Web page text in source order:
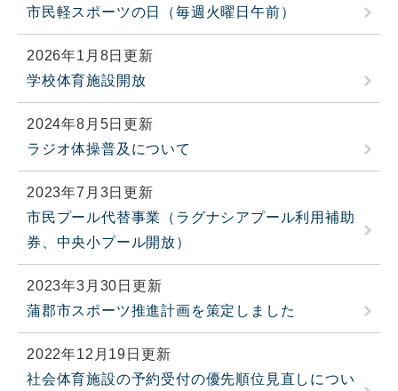
市民軽スポーツの日（毎週火曜日午前）
2026年1月8日更新
学校体育施設開放
2024年8月5日更新
ラジオ体操普及について
2023年7月3日更新
市民プール代替事業（ラグナシアプール利用補助
券、中央小プール開放）
2023年3月30日更新
蒲郡市スポーツ推進計画を策定しました
2022年12月19日更新
社会体育施設の予約受付の優先順位見直しについ